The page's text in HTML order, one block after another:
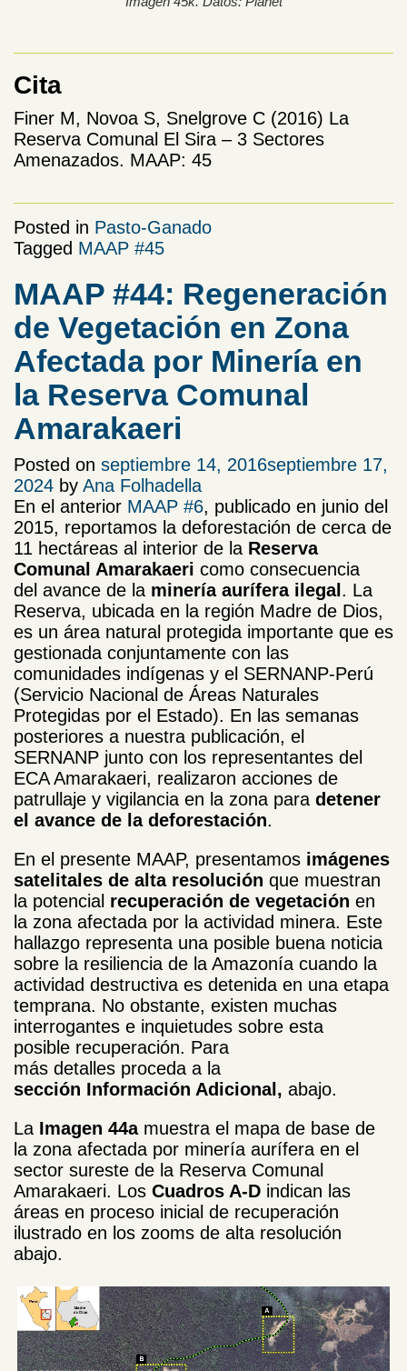
Cita
Finer M, Novoa S, Snelgrove C (2016) La
Reserva Comunal El Sira – 3 Sectores
Amenazados. MAAP: 45
Posted in Pasto-Ganado
Tagged MAAP #45
MAAP #44: Regeneración
de Vegetación en Zona
Afectada por Minería en
la Reserva Comunal
Amarakaeri
Posted on septiembre 14, 2016septiembre 17,
2024 by Ana Folhadella
En el anterior MAAP #6, publicado en junio del
2015, reportamos la deforestación de cerca de
11 hectáreas al interior de la Reserva
Comunal Amarakaeri como consecuencia
del avance de la minería aurífera ilegal. La
Reserva, ubicada en la región Madre de Dios,
es un área natural protegida importante que es
gestionada conjuntamente con las
comunidades indígenas y el SERNANP-Perú
(Servicio Nacional de Áreas Naturales
Protegidas por el Estado). En las semanas
posteriores a nuestra publicación, el
SERNANP junto con los representantes del
ECA Amarakaeri, realizaron acciones de
patrullaje y vigilancia en la zona para detener
el avance de la deforestación.
En el presente MAAP, presentamos imágenes
satelitales de alta resolución que muestran
la potencial recuperación de vegetación en
la zona afectada por la actividad minera. Este
hallazgo representa una posible buena noticia
sobre la resiliencia de la Amazonía cuando la
actividad destructiva es detenida en una etapa
temprana. No obstante, existen muchas
interrogantes e inquietudes sobre esta
posible recuperación. Para
más detalles proceda a la
sección Información Adicional, abajo.
La Imagen 44amuestra el mapa de base de
la zona afectada por minería aurífera en el
sector sureste de la Reserva Comunal
Amarakaeri. Los Cuadros A-D indican las
áreas en proceso inicial de recuperación
ilustrado en los zooms de alta resolución
abajo.